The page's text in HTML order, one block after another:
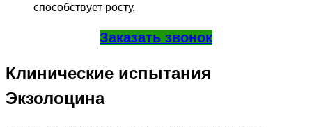
способствует росту.
Заказать звонок
Клинические испытания
Экзолоцина